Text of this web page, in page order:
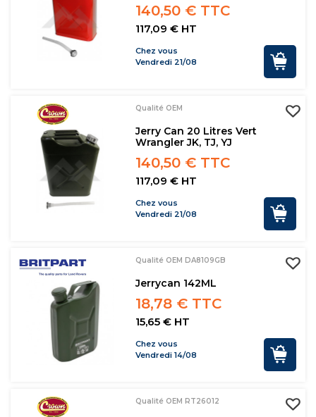
140,50 € TTC
117,09 € HT
Chez vous
Vendredi 21/08
Qualité OEM
Jerry Can 20 Litres Vert
Wrangler JK, TJ, YJ
140,50 € TTC
117,09 € HT
Chez vous
Vendredi 21/08
Qualité OEM DA8109GB
Jerrycan 142ML
18,78 € TTC
15,65 € HT
Chez vous
Vendredi 14/08
Qualité OEM RT26012